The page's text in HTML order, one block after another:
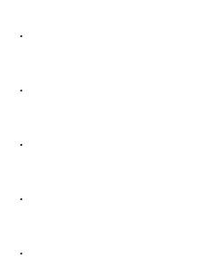
.
.
.
.
.